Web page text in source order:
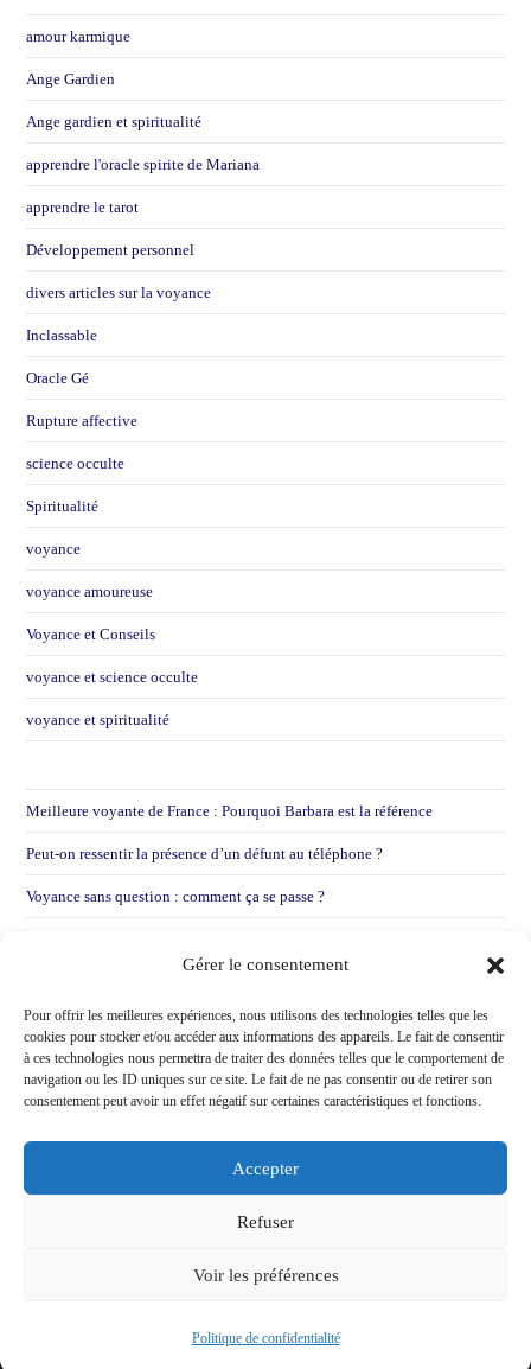
Gérer le consentement
Pour offrir les meilleures expériences, nous utilisons des technologies telles que les
cookies pour stocker et/ou accéder aux informations des appareils. Le fait de consentir
à ces technologies nous permettra de traiter des données telles que le comportement de
navigation ou les ID uniques sur ce site. Le fait de ne pas consentir ou de retirer son
consentement peut avoir un effet négatif sur certaines caractéristiques et fonctions.
Accepter
Refuser
Voir les préférences
Politique de confidentialité
amour karmique
Ange Gardien
Ange gardien et spiritualité
apprendre l'oracle spirite de Mariana
apprendre le tarot
Développement personnel
divers articles sur la voyance
Inclassable
Oracle Gé
Rupture affective
science occulte
Spiritualité
voyance
voyance amoureuse
Voyance et Conseils
voyance et science occulte
voyance et spiritualité
Meilleure voyante de France : Pourquoi Barbara est la référence
Peut-on ressentir la présence d’un défunt au téléphone ?
Voyance sans question : comment ça se passe ?
Copyright - WordPress Theme by OceanWP